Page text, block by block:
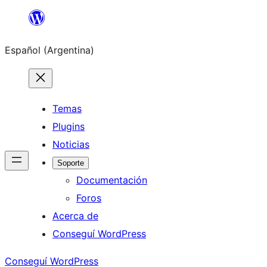
Saltar
contenido
Español (Argentina)
Temas
Plugins
Noticias
Soporte
Documentación
Foros
Acerca de
Conseguí WordPress
Conseguí WordPress